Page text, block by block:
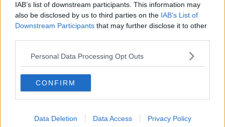
IAB’s list of downstream participants. This information may
also be disclosed by us to third parties on the IAB’s List of
Downstream Participants that may further disclose it to other
Personal Data Processing Opt Outs
CONFIRM
Data Deletion Data Access Privacy Policy
Le attività delCentro Ricreativo Estivo, coinvolgono 70 i bambini
e le bambine iscritte e che hanno avviato oggi il loro percorso
scuola d’infanzia La Tartaruga a Luco.
a cura di Pleiades Cooperativa Sociale Onlus che per questa estate
farà divertire e crescere tutti con il progetto “Ratatouille. Piccolichef
in erba” con il cibo a fare da filo conduttore. Tutte le iniziative,
proposte in un ambito di gioco e ricerca, consentiranno ai bambini
di sviluppare sempre più un rapporto positivo con il cibo,
sensibilizzando i piccoli nei confronti di una alimentazione sana e
facendo loro conoscere i diversi sapori ed aromi attraverso percorsi